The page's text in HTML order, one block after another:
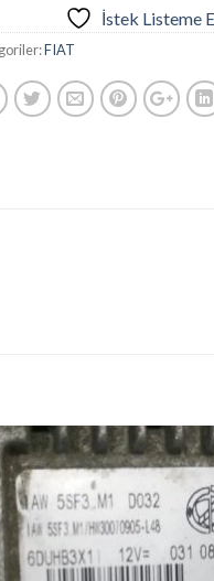
İstek Listeme
FIAT
İstek
Listeme
Ekle